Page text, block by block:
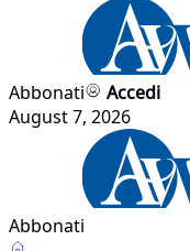
Abbonati
Accedi
August 7, 2026
Abbonati